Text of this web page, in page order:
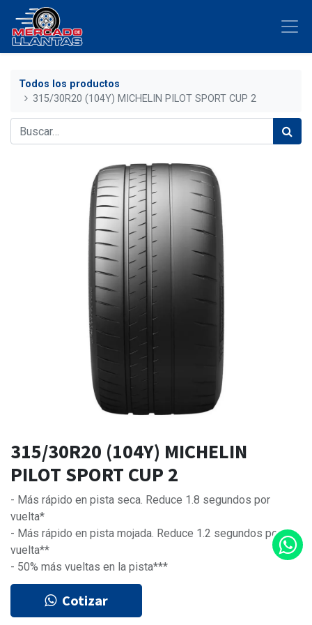
Todos los productos
315/30R20 (104Y) MICHELIN PILOT SPORT CUP 2
315/30R20 (104Y) MICHELIN
PILOT SPORT CUP 2
- Más rápido en pista seca. Reduce 1.8 segundos por
vuelta*
- Más rápido en pista mojada. Reduce 1.2 segundos por
vuelta**
- 50% más vueltas en la pista***
Cotizar